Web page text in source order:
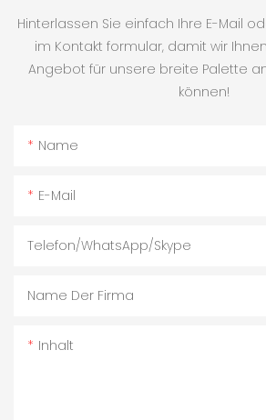
Hinterlassen Sie einfach Ihre E-Mail
im Kontakt formular, damit wir
Angebot für unsere breite Palette
können!
Name
E-Mail
Telefon/WhatsApp/Skype
Name Der Firma
Inhalt